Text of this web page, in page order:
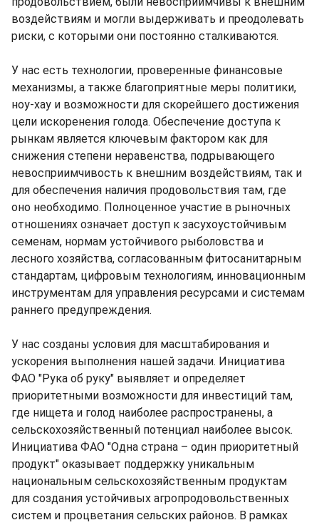
воздействиям и могли выдерживать и преодолевать
риски, с которыми они постоянно сталкиваются.
У нас есть технологии, проверенные финансовые
механизмы, а также благоприятные меры политики,
ноу-хау и возможности для скорейшего достижения
цели искоренения голода. Обеспечение доступа к
рынкам является ключевым фактором как для
снижения степени неравенства, подрывающего
невосприимчивость к внешним воздействиям, так и
для обеспечения наличия продовольствия там, где
оно необходимо. Полноценное участие в рыночных
отношениях означает доступ к засухоустойчивым
семенам, нормам устойчивого рыболовства и
лесного хозяйства, согласованным фитосанитарным
стандартам, цифровым технологиям, инновационным
инструментам для управления ресурсами и системам
раннего предупреждения.
У нас созданы условия для масштабирования и
ускорения выполнения нашей задачи. Инициатива
ФАО "Рука об руку" выявляет и определяет
приоритетными возможности для инвестиций там,
где нищета и голод наиболее распространены, а
сельскохозяйственный потенциал наиболее высок.
Инициатива ФАО "Одна страна – один приоритетный
продукт" оказывает поддержку уникальным
национальным сельскохозяйственным продуктам
для создания устойчивых агропродовольственных
систем и процветания сельских районов. В рамках